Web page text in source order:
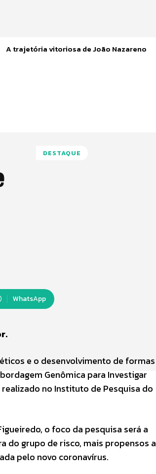
A trajetória vitoriosa de João Nazareno
DESTAQUE
WhatsApp
e o desenvolvimento de formas
Genômica para Investigar
no Instituto de Pesquisa do
o foco da pesquisa será a
do grupo de risco, mais propensos a
pelo novo coronavírus.